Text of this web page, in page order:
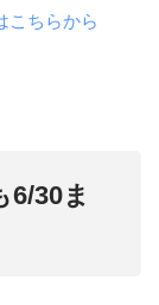
こちらから
6/30ま